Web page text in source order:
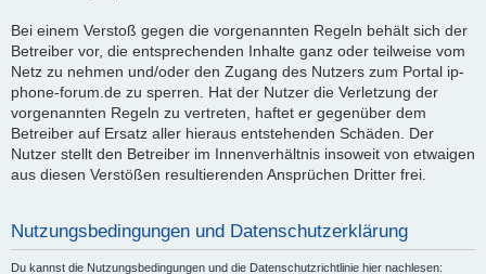
Bei einem Verstoß gegen die vorgenannten Regeln behält sich der
Betreiber vor, die entsprechenden Inhalte ganz oder teilweise vom
Netz zu nehmen und/oder den Zugang des Nutzers zum Portal ip-
phone-forum.de zu sperren. Hat der Nutzer die Verletzung der
vorgenannten Regeln zu vertreten, haftet er gegenüber dem
Betreiber auf Ersatz aller hieraus entstehenden Schäden. Der
Nutzer stellt den Betreiber im Innenverhältnis insoweit von etwaigen
aus diesen Verstößen resultierenden Ansprüchen Dritter frei.
Nutzungsbedingungen und Datenschutzerklärung
Du kannst die Nutzungsbedingungen und die Datenschutzrichtlinie hier nachlesen: